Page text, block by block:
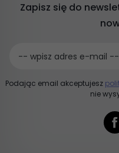
Zapisz się do
-- wpisz adres e-mail --
Podając email akceptujesz
nie